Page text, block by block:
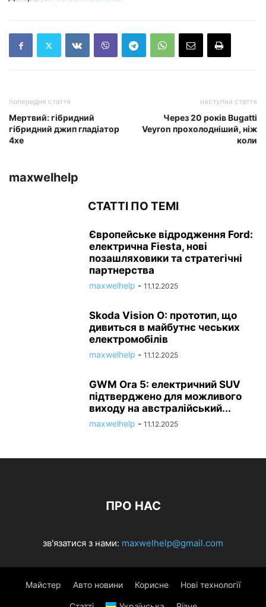
попередня стаття
Мертвий: гібридний
гібридний джип гладіатор
4xe
наступна стаття
Через 20 років Bugatti
Veyron прохолодніший, ніж
коли
maxwelhelp
СТАТТІ ПО ТЕМІ
Європейське відродження Ford:
електрична Fiesta, нові
позашляховики та стратегічні
партнерства
maxwelhelp - 11.12.2025
Skoda Vision O: прототип, що
дивиться в майбутнє чеських
електромобілів
maxwelhelp - 11.12.2025
GWM Ora 5: електричний SUV
підтверджено для можливого
виходу на австралійський...
maxwelhelp - 11.12.2025
ПРО НАС
зв'язатися з нами: maxwelhelp@gmail.com
Майстер Авто новини Корисне Нові технології